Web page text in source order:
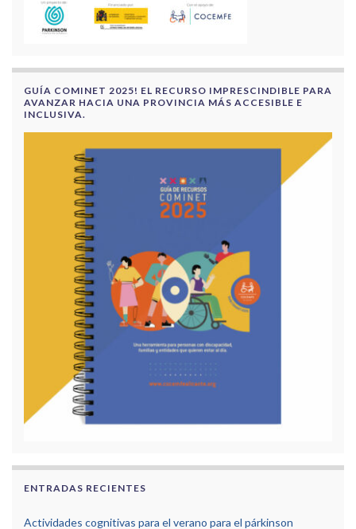
GUÍA COMINET 2025! EL RECURSO IMPRESCINDIBLE PARA
AVANZAR HACIA UNA PROVINCIA MÁS ACCESIBLE E
INCLUSIVA.
ENTRADAS RECIENTES
Actividades cognitivas para el verano para el párkinson